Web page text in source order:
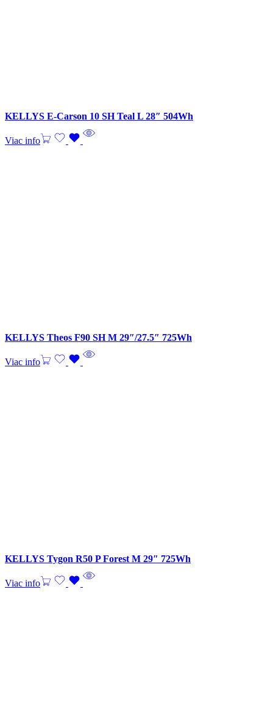
KELLYS E-Carson 10 SH Teal L 28″ 504Wh
Viac info
KELLYS Theos F90 SH M 29″/27.5″ 725Wh
Viac info
KELLYS Tygon R50 P Forest M 29″ 725Wh
Viac info